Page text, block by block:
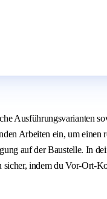
Ausführungsvarianten
Arbeiten ein, um einen
auf der Baustelle. In
indem du Vor-Ort-